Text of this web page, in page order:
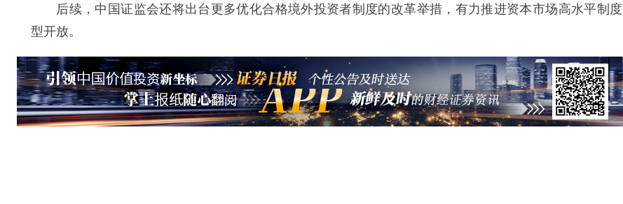
后续，中国证监会还将出台更多优化合格境外投资者制度的改革举措，有力推进资本市场高水平制度
型开放。